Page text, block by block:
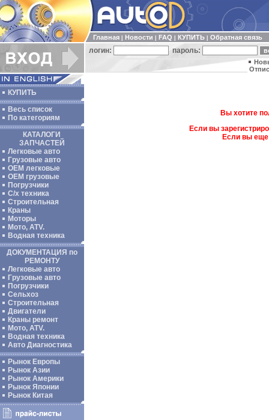
Главная Новости FAQ КУПИТЬ Обратная связь
логин: пароль:
КУПИТЬ
Весь список
По категориям
КАТАЛОГИ
ЗАПЧАСТЕЙ
Легковые авто
Грузовые авто
ОЕМ легковые
OEM грузовые
Погрузчики
С/х техника
Строительная
Краны
Моторы
Мото, ATV.
Водная техника
ДОКУМЕНТАЦИЯ по
РЕМОНТУ
Легковые авто
Грузовые авто
Погрузчики
Сельхоз
Строительная
Двигатели
Краны ремонт
Мото, ATV.
Водная техника
Авто Диагностика
Рынок Европы
Рынок Азии
Рынок Америки
Рынок Японии
Рынок Китая
Вы хотите
Если вы
Если вы еще